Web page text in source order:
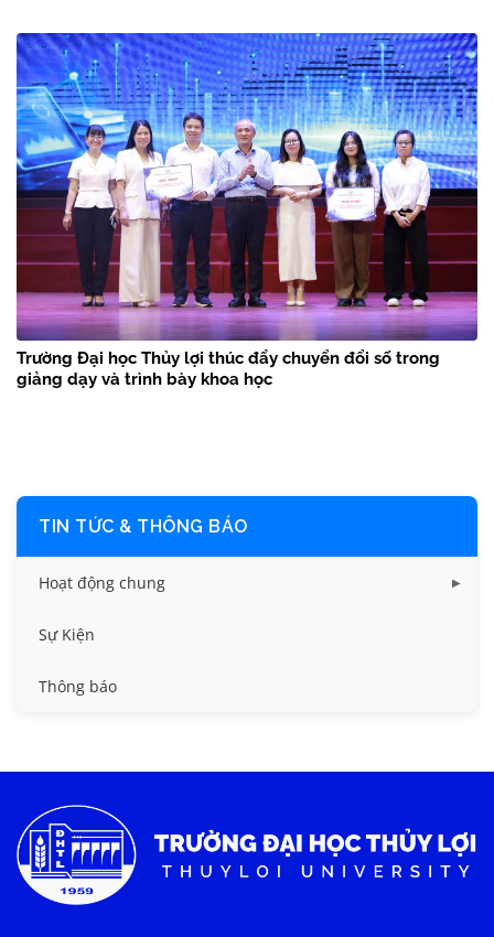
Trường Đại học Thủy lợi thúc đẩy chuyển đổi số trong
giảng dạy và trình bày khoa học
TIN TỨC & THÔNG BÁO
Hoạt động chung
Tin công tác sinh viên
Tin đào tạo
Tin tức chung
Sự Kiện
Thông báo